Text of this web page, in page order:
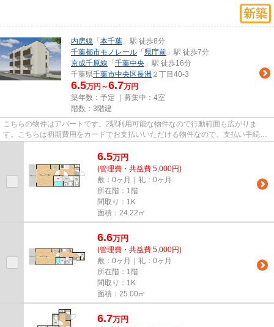
内房線 「 本千葉 」駅 徒歩8分
千葉都市モノレール 「 県庁前 」駅 徒歩7分
京成千原線 「 千葉中央 」駅 徒歩16分
千葉県千葉市中央区長洲 ２丁目40-3
6.5万円～6.7万円
築年数：予定 ｜募集中： 4室
階数：3階建
こちらの物件はアパートです。2駅利用可能な物件なので行動範囲も広がりま
す。こちらは初期費用をカードでお支払いいただける物件なので、支払い手続き
6.5万円
(管理費・共益費 5,000円)
敷：0ヶ月｜礼：0ヶ月
所在階：1階
間取り：1K
面積：24.22㎡
6.6万円
(管理費・共益費 5,000円)
敷：0ヶ月｜礼：0ヶ月
所在階：1階
間取り：1K
面積：25.00㎡
6.7万円